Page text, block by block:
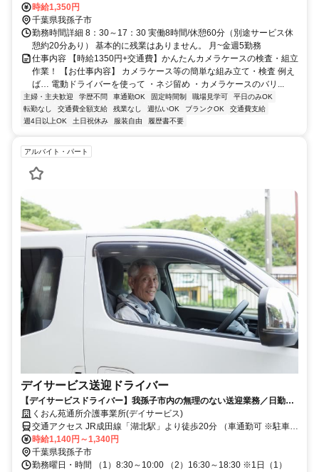
時給1,350円
千葉県我孫子市
勤務時間詳細 8：30～17：30 実働8時間/休憩60分（別途サービス休
憩約20分あり） 基本的に残業はありません。 月~金週5勤務
仕事内容 【時給1350円+交通費】かんたんカメラケースの検査・組立
作業！ 【お仕事内容】 カメラケース等の簡単な組み立て・検査 例え
ば… 電動ドライバーを使って ・ネジ留め ・カメラケースのバリ...
主婦・主夫歓迎 学歴不問 車通勤OK 固定時間制 職場見学可
平日のみOK
転勤なし
交通費全額支給 残業なし 週払いOK ブランクOK
交通費支給
週4日以上OK
土日祝休み 服装自由 履歴書不要
アルバイト・パート
デイサービス送迎ドライバー
【デイサービスドライバー】我孫子市内の無理のない送迎業務／日勤の
み／週３日～4日／普通免許でOK
くおん苑通所介護事業所(デイサービス)
交通アクセス JR成田線「湖北駅」より徒歩20分 （車通勤可 ※駐車場
有）
時給1,140円～1,340円
千葉県我孫子市
勤務曜日・時間 （1）8:30～10:00 （2）16:30～18:30 ※1日（1）